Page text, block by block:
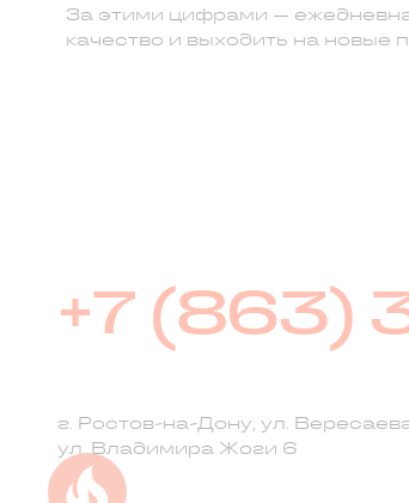
Успейте купить
За этими цифрами —
качество и выходить на новые
+7 (863)
г. Ростов-на-Дону, ул.
ул. Владимира Жоги 6